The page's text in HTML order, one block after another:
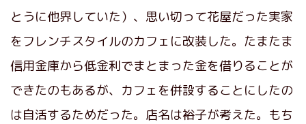
とうに他界していた）、思い切って花屋だった実家
をフレンチスタイルのカフェに改装した。たまたま
信用金庫から低金利でまとまった金を借りることが
できたのもあるが、カフェを併設することにしたの
は自活するためだった。店名は裕子が考えた。もち